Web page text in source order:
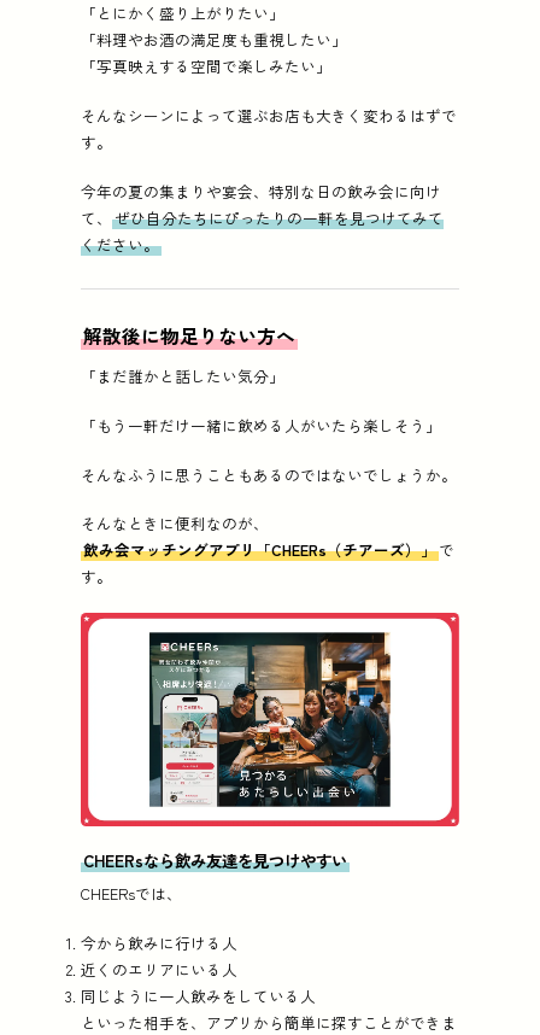
「とにかく盛り上がりたい」
「料理やお酒の満足度も重視したい」
「写真映えする空間で楽しみたい」
そんなシーンによって選ぶお店も大きく変わるはずで
す。
今年の夏の集まりや宴会、特別な日の飲み会に向け
て、ぜひ自分たちにぴったりの一軒を見つけてみて
ください。
解散後に物足りない方へ
「まだ誰かと話したい気分」
「もう一軒だけ一緒に飲める人がいたら楽しそう」
そんなふうに思うこともあるのではないでしょうか。
そんなときに便利なのが、
飲み会マッチングアプリ「CHEERs（チアーズ）」で
す。
CHEERsなら飲み友達を見つけやすい
CHEERsでは、
今から飲みに行ける人
近くのエリアにいる人
同じように一人飲みをしている人
といった相手を、アプリから簡単に探すことができま